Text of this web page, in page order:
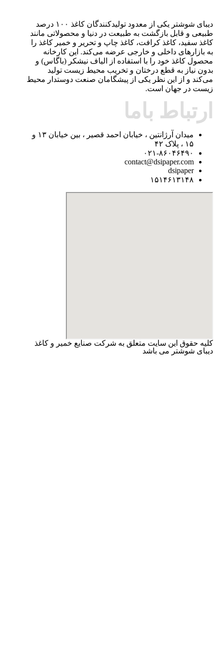
دیبای شوشتر یکی از معدود تولیدکنندگان کاغذ ۱۰۰ درصد
طبیعی و قابل بازگشت به طبیعت در دنیا و محصولاتی مانند
کاغذ سفید، کاغذ کرافت، کاغذ چاپ و تحریر و خمیر کاغذ را
به بازارهای داخلی و خارجی عرضه می‌کند. این کارخانه
محصول کاغذ خود را با استفاده از الیاف نیشکر (باگاس) و
بدون نیاز به قطع درختان و تخریب محیط زیست تولید
می‌کند و از این نظر یکی از پیشگامان صنعت دوستدار محیط
زیست در جهان است.
ارتباط باما
میدان آرژانتین ، خیابان احمد قصیر ، بین خیابان ۱۳ و
۱۵ ، پلاک ۴۲
۰۲۱-۸۶۰۴۶۴۹۰
contact@dsipaper.com
dsipaper
۱۵۱۴۶۱۳۱۴۸
کلیه حقوق این سایت متعلق به شرکت صنایع خمیر و کاغذ
دیبای شوشتر می باشد